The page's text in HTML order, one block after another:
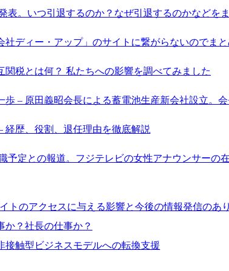
表。いつ引退するのか？なぜ引退するのかなどをま
ディー・アップ」のサイトに繋がらないのでまと
関税とは何？ 私たちへの影響を調べてみました
– 原田義昭会長による蓄電池生産新会社設立。
経歴、役割、退任理由を徹底解説
予定との報道。フジテレビの女性アナウンサーの
トのアクセスに与える影響と今後の情報発信のあ
か？社長の仕事か？
接触型ビジネスモデルへの転換支援